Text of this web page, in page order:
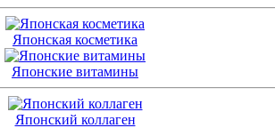
Японская косметика
Японские витамины
Японский коллаген